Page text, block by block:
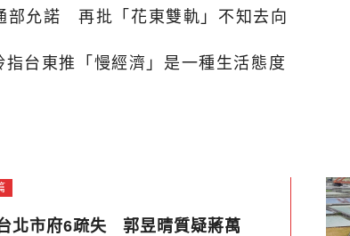
部允諾 再批「花東雙軌」不知去向
台東推「慢經濟」是一種生活態度
北市府6疏失 郭昱晴質疑蔣萬